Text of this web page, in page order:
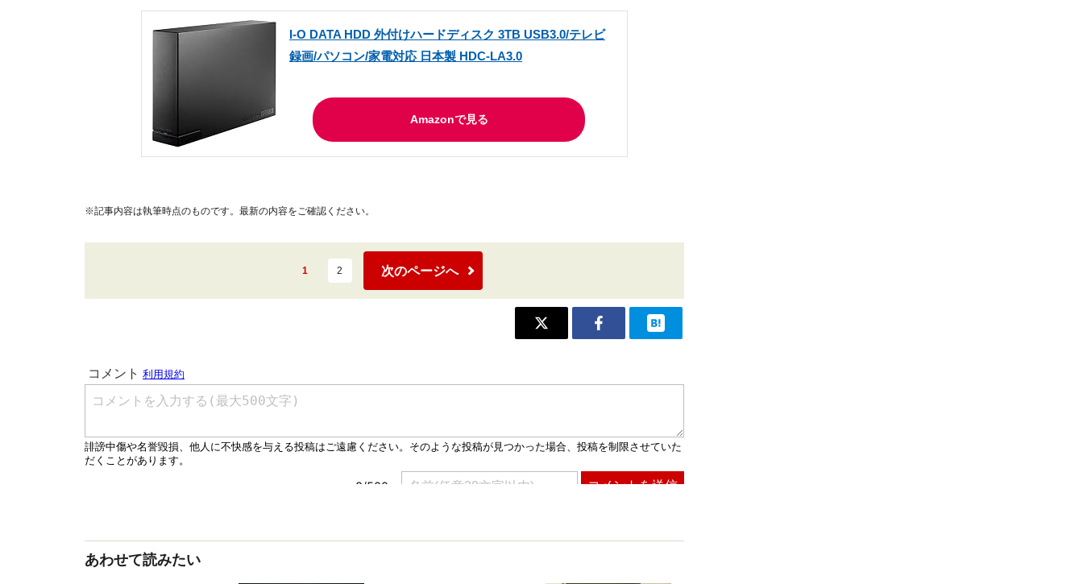
I-O DATA HDD 外付けハードディスク 3TB USB3.0/テレビ
録画/パソコン/家電対応 日本製 HDC-LA3.0
Amazonで見る
※記事内容は執筆時点のものです。最新の内容をご確認ください。
1 2 次のページへ
あわせて読みたい